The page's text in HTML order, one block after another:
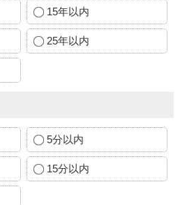
15年以内
25年以内
5分以内
15分以内